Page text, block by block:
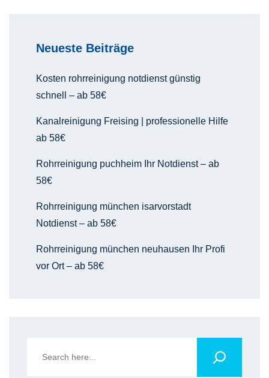
Neueste Beiträge
Kosten rohrreinigung notdienst günstig
schnell – ab 58€
Kanalreinigung Freising | professionelle Hilfe
ab 58€
Rohrreinigung puchheim Ihr Notdienst – ab
58€
Rohrreinigung münchen isarvorstadt
Notdienst – ab 58€
Rohrreinigung münchen neuhausen Ihr Profi
vor Ort – ab 58€